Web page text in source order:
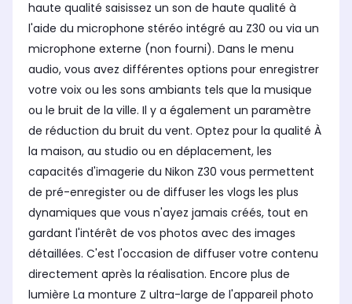
haute qualité saisissez un son de haute qualité à
l'aide du microphone stéréo intégré au Z30 ou via un
microphone externe (non fourni). Dans le menu
audio, vous avez différentes options pour enregistrer
votre voix ou les sons ambiants tels que la musique
ou le bruit de la ville. Il y a également un paramètre
de réduction du bruit du vent. Optez pour la qualité À
la maison, au studio ou en déplacement, les
capacités d'imagerie du Nikon Z30 vous permettent
de pré-enregister ou de diffuser les vlogs les plus
dynamiques que vous n'ayez jamais créés, tout en
gardant l'intérêt de vos photos avec des images
détaillées. C'est l'occasion de diffuser votre contenu
directement après la réalisation. Encore plus de
lumière La monture Z ultra-large de l'appareil photo